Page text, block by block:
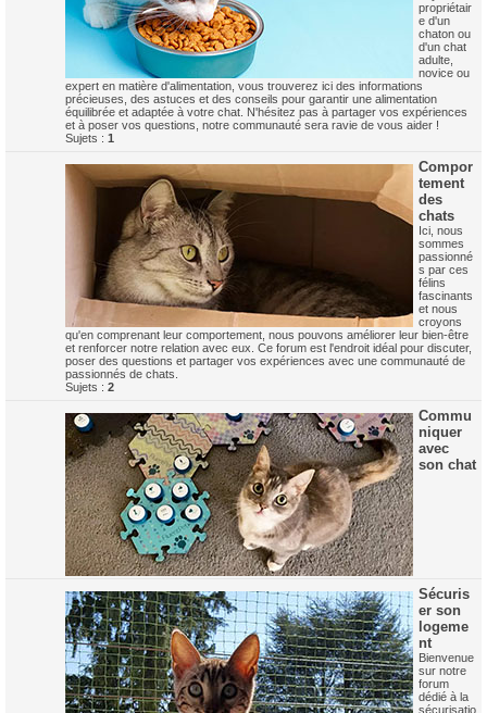
propriétair
e d'un
chaton ou
d'un chat
adulte,
novice ou
expert en matière d'alimentation, vous trouverez ici des informations
précieuses, des astuces et des conseils pour garantir une alimentation
équilibrée et adaptée à votre chat. N'hésitez pas à partager vos expériences
et à poser vos questions, notre communauté sera ravie de vous aider !
Sujets : 1
Compor
tement
des
chats
Ici, nous
sommes
passionné
s par ces
félins
fascinants
et nous
croyons
qu'en comprenant leur comportement, nous pouvons améliorer leur bien-être
et renforcer notre relation avec eux. Ce forum est l'endroit idéal pour discuter,
poser des questions et partager vos expériences avec une communauté de
passionnés de chats.
Sujets : 2
Commu
niquer
avec
son chat
Sécuris
er son
logeme
nt
Bienvenue
sur notre
forum
dédié à la
sécurisatio